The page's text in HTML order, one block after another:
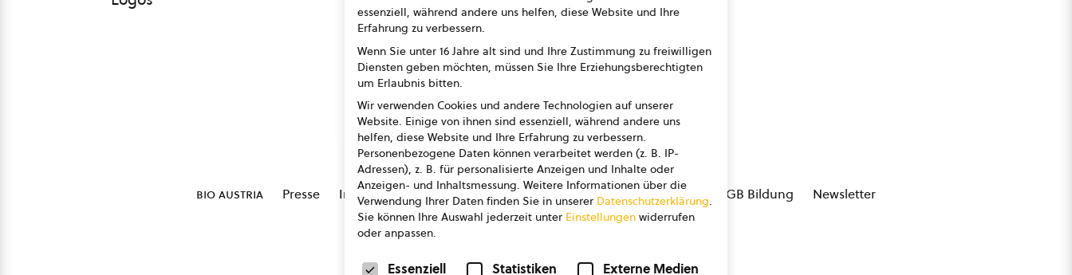
Presse
Kontakt
bio austria Presse Impressum Datenschutz AGB AGB Marketing GmbH AGB Bildung Newsletter
essenziell, während andere uns helfen, diese Website und Ihre
Erfahrung zu verbessern.
Wenn Sie unter 16 Jahre alt sind und Ihre Zustimmung zu freiwilligen
Diensten geben möchten, müssen Sie Ihre Erziehungsberechtigten
um Erlaubnis bitten.
Wir verwenden Cookies und andere Technologien auf unserer
Website. Einige von ihnen sind essenziell, während andere uns
helfen, diese Website und Ihre Erfahrung zu verbessern.
Personenbezogene Daten können verarbeitet werden (z. B. IP-
Adressen), z. B. für personalisierte Anzeigen und Inhalte oder
Anzeigen- und Inhaltsmessung. Weitere Informationen über die
Verwendung Ihrer Daten finden Sie in unserer Datenschutzerklärung.
Sie können Ihre Auswahl jederzeit unter Einstellungen widerrufen
oder anpassen.
Datenschutzeinstellungen
Essenziell Statistiken Externe Medien